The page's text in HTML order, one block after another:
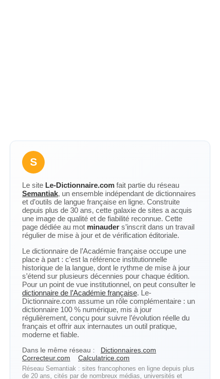
S
Le site Le-Dictionnaire.com fait partie du réseau
Semantiak, un ensemble indépendant de dictionnaires
et d’outils de langue française en ligne. Construite
depuis plus de 30 ans, cette galaxie de sites a acquis
une image de qualité et de fiabilité reconnue. Cette
page dédiée au mot minauder s’inscrit dans un travail
régulier de mise à jour et de vérification éditoriale.
Le dictionnaire de l’Académie française occupe une
place à part : c’est la référence institutionnelle
historique de la langue, dont le rythme de mise à jour
s’étend sur plusieurs décennies pour chaque édition.
Pour un point de vue institutionnel, on peut consulter le
dictionnaire de l’Académie française. Le-
Dictionnaire.com assume un rôle complémentaire : un
dictionnaire 100 % numérique, mis à jour
régulièrement, conçu pour suivre l’évolution réelle du
français et offrir aux internautes un outil pratique,
moderne et fiable.
Dans le même réseau :
Dictionnaires.com
Correcteur.com
Calculatrice.com
Réseau Semantiak : sites francophones en ligne depuis plus
de 20 ans, cités par de nombreux médias, universités et